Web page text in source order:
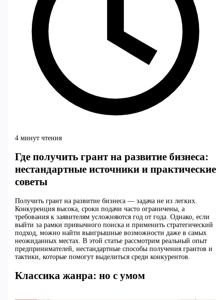
4 минут чтения
Где получить грант на развитие бизнеса:
нестандартные источники и практические
советы
Получить грант на развитие бизнеса — задача не из легких.
Конкуренция высока, сроки подачи часто ограничены, а
требования к заявителям усложняются год от года. Однако, если
выйти за рамки привычного поиска и применить стратегический
подход, можно найти выигрышные возможности даже в самых
неожиданных местах. В этой статье рассмотрим реальный опыт
предпринимателей, нестандартные способы получения грантов и
тактики, которые помогут выделиться среди конкурентов.
Классика жанра: но с умом